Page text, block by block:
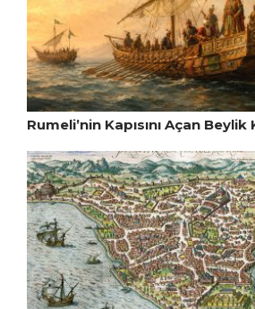
Rumeli’nin Kapısını Açan